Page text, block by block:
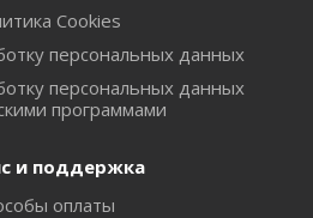
Cookies
персональных данных
персональных данных
программами
и поддержка
оплаты